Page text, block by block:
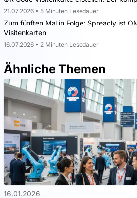
21.07.2026 • 5 Minuten Lesedauer
Zum fünften Mal in Folge: Spreadly ist
Visitenkarten
16.07.2026 • 2 Minuten Lesedauer
Ähnliche Themen
16.01.2026